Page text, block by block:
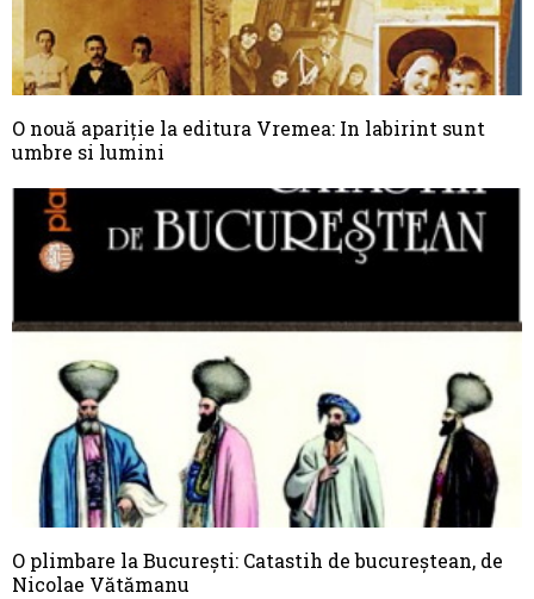
O nouă apariţie la editura Vremea: In labirint sunt
umbre si lumini
O plimbare la București: Catastih de bucureștean, de
Nicolae Vătămanu